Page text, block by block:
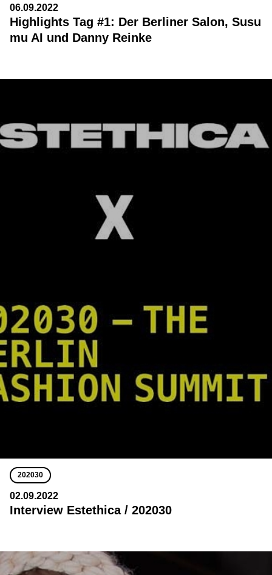
06.09.2022
Highlights Tag #1: Der Berliner Salon, Susu
mu AI und Danny Reinke
202030
02.09.2022
Interview Estethica / 202030